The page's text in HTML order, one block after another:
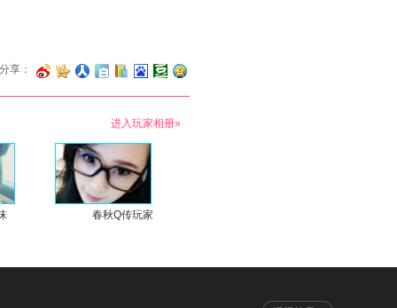
分享：
春秋Q传玩家
进入玩家相册»